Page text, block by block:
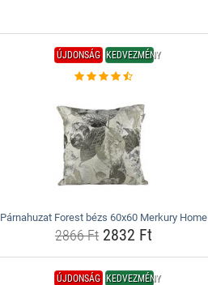
ÚJDONSÁG KEDVEZMÉNY
Párnahuzat Forest bézs 60x60 Merkury Home
2866 Ft 2832 Ft
ÚJDONSÁG KEDVEZMÉNY